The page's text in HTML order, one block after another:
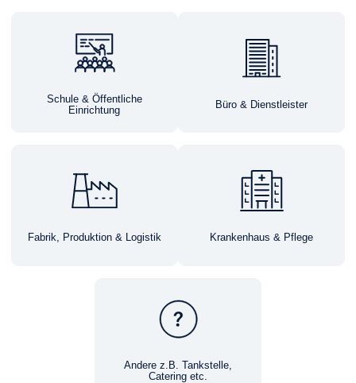
Schule & Öffentliche
Einrichtung
Büro & Dienstleister
Fabrik, Produktion & Logistik Krankenhaus & Pflege
Andere z.B. Tankstelle,
Catering etc.